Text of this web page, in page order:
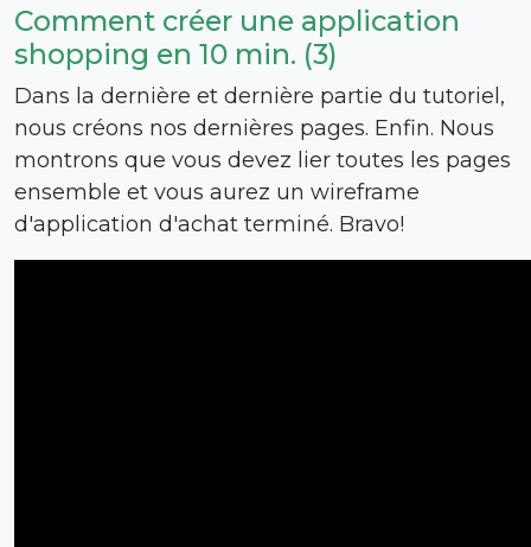
Comment créer une application
shopping en 10 min. (3)
Dans la dernière et dernière partie du tutoriel,
nous créons nos dernières pages. Enfin. Nous
montrons que vous devez lier toutes les pages
ensemble et vous aurez un wireframe
d'application d'achat terminé. Bravo!